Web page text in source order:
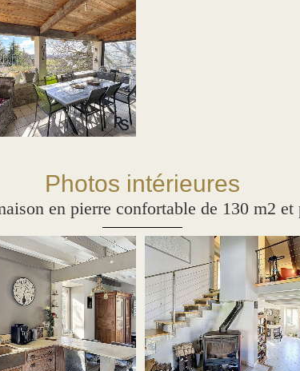
Photos intérieures
en pierre confortable de 130 m2 et